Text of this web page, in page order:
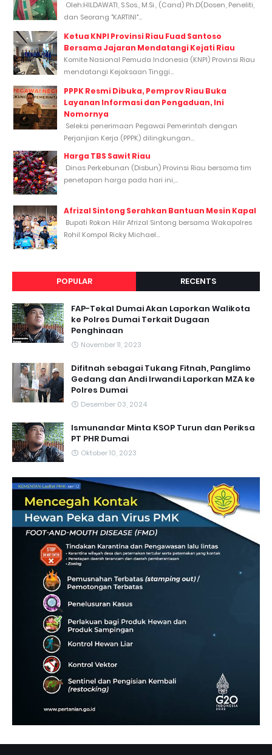
Oleh:HILDAWATI, S.Sos., M.Si., (Cand) Ph.D(Dosen, Peneliti,
dan Seorang "KARTINI"...
Ketua KNPI Provinsi Riau Fuad Santoso
Bersama Jajaran Mendatangi Kejati Riau
Komite Nasional Pemuda Indonesia (KNPI) Provinsi Riau
mendatangi Kejaksaan Tinggi...
PPPK Resmi Dibuka, Pemprov Riau Buka
Layanan Informasi dan Pengaduan, Ini
Nomornya
Seleksi penerimaan Pegawai Pemerintah dengan
Perjanjian Kerja (PPPK) dilingkungan...
Harga TBS Sawit Riau
Dinas Perkebunan (Disbun) Provinsi Riau bersama tim
penetapan harga pada hari ini,...
Afrizal Sintong Serahkan Bantuan Mesin Kapal
Bupati Rokan Hilir Afrizal Sintong bersama Wakapolres
Rohil Kompol Ricky Michael...
POPULAR RECENTS
FAP-Tekal Dumai Akan Laporkan Walikota
ke Polres Dumai Terkait Dugaan
Penghinaan
November 11, 2023
Difitnah sebagai Tukang Fitnah, Panglimo
Gedang dan Andi Irwandi Laporkan MZA ke
Polres Dumai
Desember 03, 2024
Ismunandar Minta KSOP Turun dan Periksa
PT PHR Dumai
Oktober 10, 2023